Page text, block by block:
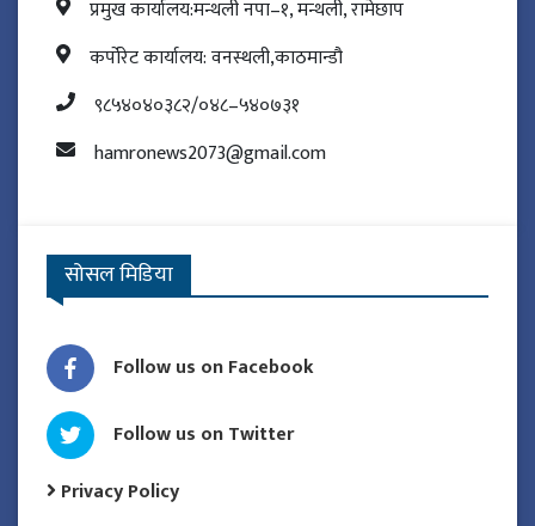
प्रमुख कार्यालय:मन्थली नपा–१, मन्थली, रामेछाप
कर्पोरेट कार्यालय: वनस्थली,काठमान्डौ
९८५४०४०३८२/०४८–५४०७३१
hamronews2073@gmail.com
सोसल मिडिया
Follow us on Facebook
Follow us on Twitter
Privacy Policy